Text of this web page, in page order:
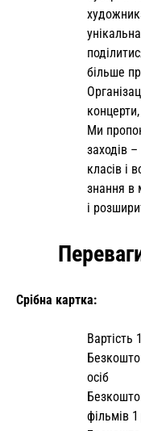
більше
Ми
заходів
класів і
знання в
і
Срібна картка:
Вартість
осіб
фільмів